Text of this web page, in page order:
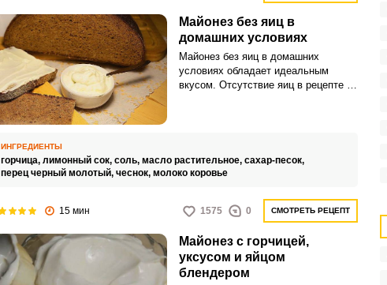
Майонез без яиц в
домашних условиях
Майонез без яиц в домашних
условиях обладает идеальным
вкусом. Отсутствие яиц в рецепте не
ИНГРЕДИЕНТЫ
горчица, лимонный сок, соль, масло растительное, сахар-песок,
перец черный молотый, чеснок, молоко коровье
15 мин 1575 0 СМОТРЕТЬ РЕЦЕПТ
Майонез с горчицей,
уксусом и яйцом
блендером